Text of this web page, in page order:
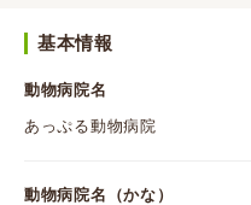
基本情報
動物病院名
あっぷる動物病院
動物病院名（かな）